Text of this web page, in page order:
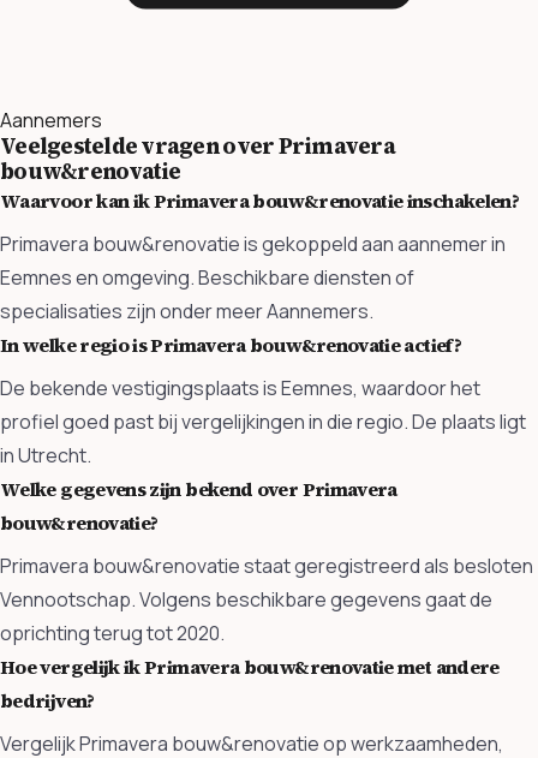
Aannemers
Veelgestelde vragen over Primavera
bouw&renovatie
Waarvoor kan ik Primavera bouw&renovatie inschakelen?
Primavera bouw&renovatie is gekoppeld aan aannemer in
Eemnes en omgeving. Beschikbare diensten of
specialisaties zijn onder meer Aannemers.
In welke regio is Primavera bouw&renovatie actief?
De bekende vestigingsplaats is Eemnes, waardoor het
profiel goed past bij vergelijkingen in die regio. De plaats ligt
in Utrecht.
Welke gegevens zijn bekend over Primavera
bouw&renovatie?
Primavera bouw&renovatie staat geregistreerd als besloten
Vennootschap. Volgens beschikbare gegevens gaat de
oprichting terug tot 2020.
Hoe vergelijk ik Primavera bouw&renovatie met andere
bedrijven?
Vergelijk Primavera bouw&renovatie op werkzaamheden,